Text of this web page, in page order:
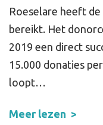
Roeselare heeft
bereikt. Het
2019 een direct
15.000 donaties
loopt…
Meer lezen